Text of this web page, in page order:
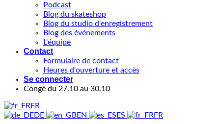
Podcast
Blog du skateshop
Blog du studio d'enregistrement
Blog des événements
L'équipe
Contact
Formulaire de contact
Heures d'ouverture et accès
Se connecter
Congé du 27.10 au 30.10
FR
DE
EN ES FR